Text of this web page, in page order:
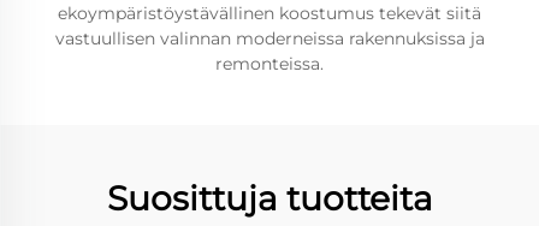
ekoympäristöystävällinen koostumus tekevät siitä
vastuullisen valinnan moderneissa rakennuksissa ja
remonteissa.
Suosittuja tuotteita